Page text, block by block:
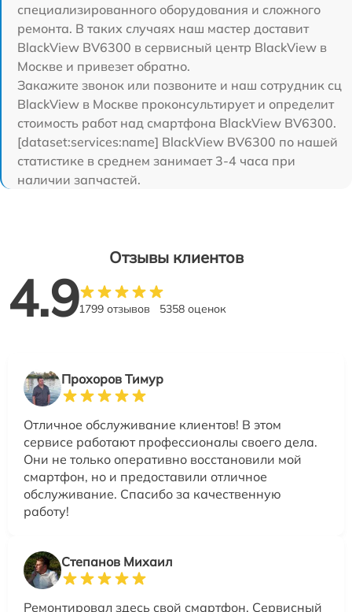
специализированного оборудования и сложного
ремонта. В таких случаях наш мастер доставит
BlackView BV6300 в сервисный центр BlackView в
Москве и привезет обратно.
Закажите звонок или позвоните и наш сотрудник сц
BlackView в Москве проконсультирует и определит
стоимость работ над смартфона BlackView BV6300.
[dataset:services:name] BlackView BV6300 по нашей
статистике в среднем занимает 3-4 часа при
наличии запчастей.
Отзывы клиентов
4.91799 отзывов 5358 оценок
Прохоров Тимур
Отличное обслуживание клиентов! В этом
сервисе работают профессионалы своего дела.
Они не только оперативно восстановили мой
смартфон, но и предоставили отличное
обслуживание. Спасибо за качественную
работу!
Степанов Михаил
Ремонтировал здесь свой смартфон. Сервисный